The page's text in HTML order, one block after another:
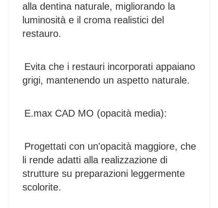
alla dentina naturale, migliorando la
luminosità e il croma realistici del
restauro.
Evita che i restauri incorporati appaiano
grigi, mantenendo un aspetto naturale.
E.max CAD MO (opacità media):
Progettati con un'opacità maggiore, che
li rende adatti alla realizzazione di
strutture su preparazioni leggermente
scolorite.